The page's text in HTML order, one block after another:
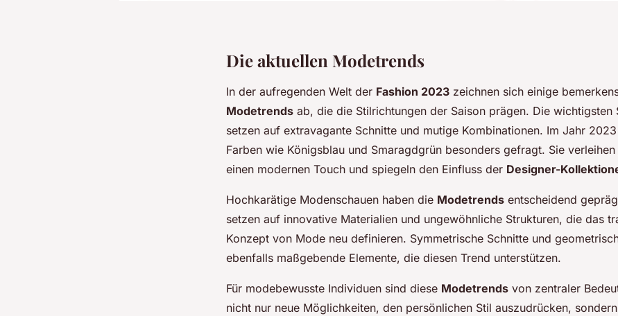
Die aktuellen Modetrends
In der aufregenden Welt der Fashion 2023 zeichnen sich einige
Modetrends ab, die die Stilrichtungen der Saison prägen. Die wichtigsten
setzen auf extravagante Schnitte und mutige Kombinationen. Im Jahr
Farben wie Königsblau und Smaragdgrün besonders gefragt. Sie
einen modernen Touch und spiegeln den Einfluss der Designer-
Hochkarätige Modenschauen haben die Modetrends entscheidend
setzen auf innovative Materialien und ungewöhnliche Strukturen, die das
Konzept von Mode neu definieren. Symmetrische Schnitte und
ebenfalls maßgebende Elemente, die diesen Trend unterstützen.
Für modebewusste Individuen sind diese Modetrends von zentraler
nicht nur neue Möglichkeiten, den persönlichen Stil auszudrücken,